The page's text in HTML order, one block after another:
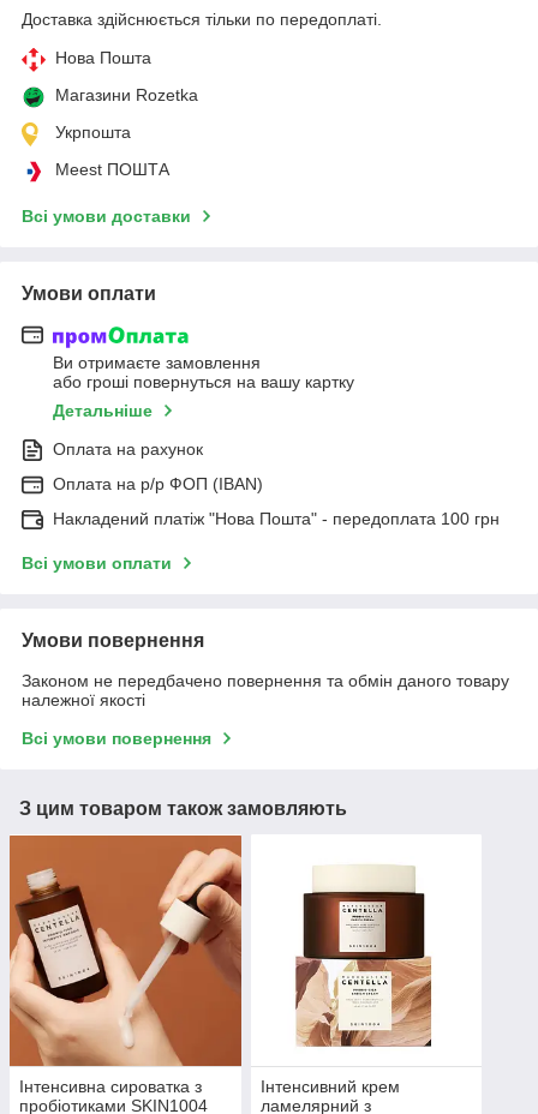
Доставка здійснюється тільки по передоплаті.
Нова Пошта
Магазини Rozetka
Укрпошта
Meest ПОШТА
Всі умови доставки
Умови оплати
Ви отримаєте замовлення
або гроші повернуться на вашу картку
Детальніше
Оплата на рахунок
Оплата на р/р ФОП (IBAN)
Накладений платіж "Нова Пошта" - передоплата 100 грн
Всі умови оплати
Умови повернення
Законом не передбачено повернення та обмін даного товару
належної якості
Всі умови повернення
З цим товаром також замовляють
Інтенсивна сироватка з
пробіотиками SKIN1004
Інтенсивний крем
ламелярний з